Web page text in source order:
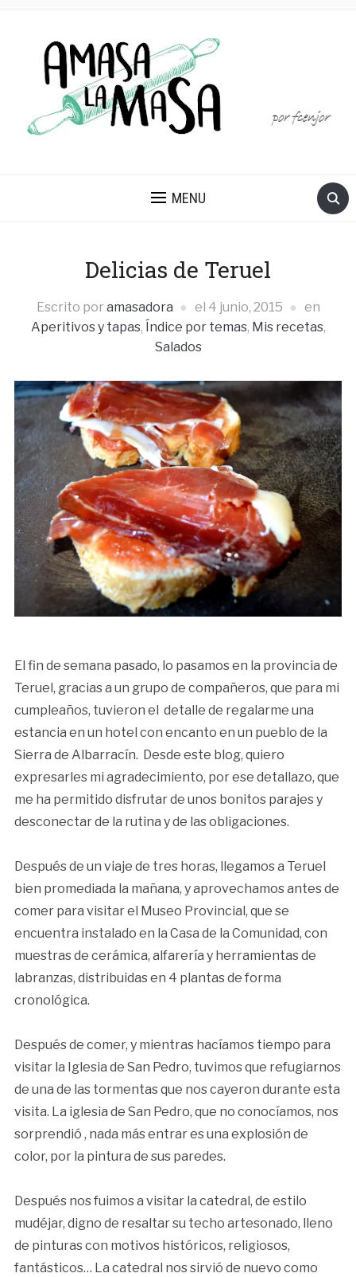
MENU
Delicias de Teruel
Escrito por amasadora el 4 junio, 2015
en
Aperitivos y tapas, Índice por temas, Mis recetas,
Salados
El fin de semana pasado, lo pasamos en la provincia de
Teruel, gracias a un grupo de compañeros, que para mi
cumpleaños, tuvieron el detalle de regalarme una
estancia en un hotel con encanto en un pueblo de la
Sierra de Albarracín. Desde este blog, quiero
expresarles mi agradecimiento, por ese detallazo, que
me ha permitido disfrutar de unos bonitos parajes y
desconectar de la rutina y de las obligaciones.
Después de un viaje de tres horas, llegamos a Teruel
bien promediada la mañana, y aprovechamos antes de
comer para visitar el Museo Provincial, que se
encuentra instalado en la Casa de la Comunidad, con
muestras de cerámica, alfarería y herramientas de
labranzas, distribuidas en 4 plantas de forma
cronológica.
Después de comer, y mientras hacíamos tiempo para
visitar la Iglesia de San Pedro, tuvimos que refugiarnos
de una de las tormentas que nos cayeron durante esta
visita. La iglesia de San Pedro, que no conocíamos, nos
sorprendió , nada más entrar es una explosión de
color, por la pintura de sus paredes.
Después nos fuimos a visitar la catedral, de estilo
mudéjar, digno de resaltar su techo artesonado, lleno
de pinturas con motivos históricos, religiosos,
fantásticos… La catedral nos sirvió de nuevo como